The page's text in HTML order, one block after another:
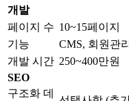
개발
페이지 수 10~15페이지
기능
CMS, 회원관
개발 시간 250~400만원
SEO
구조화 데